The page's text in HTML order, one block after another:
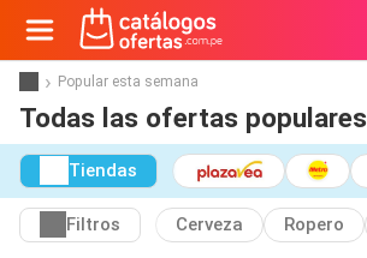
Popular esta semana
Todas las ofertas populares
Tiendas
Filtros Cerveza Ropero